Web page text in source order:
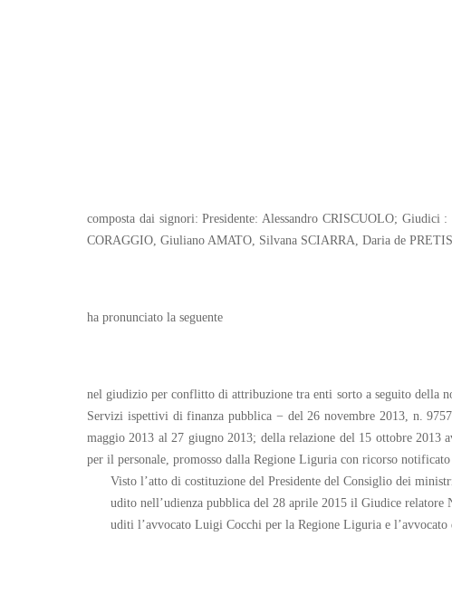
composta dai signori: Presidente: Alessandro CRISCUOLO;
CORAGGIO, Giuliano AMATO, Silvana SCIARRA, Daria de
ha pronunciato la seguente
nel giudizio per conflitto di attribuzione tra enti sorto a seguito della
Servizi ispettivi di finanza pubblica − del 26 novembre 2013, n.
maggio 2013 al 27 giugno 2013; della relazione del 15 ottobre 2013
per il personale, promosso dalla Regione Liguria con ricorso
Visto l’atto di costituzione del Presidente del Consiglio dei
udito nell’udienza pubblica del 28 aprile 2015 il Giudice relatore
uditi l’avvocato Luigi Cocchi per la Regione Liguria e